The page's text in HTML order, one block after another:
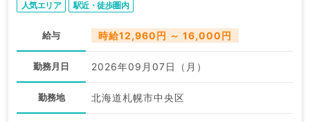
人気エリア 駅近・徒歩圏内
給与 時給12,960円 ～ 16,000円
勤務月日 2026年09月07日（月）
勤務地 北海道札幌市中央区